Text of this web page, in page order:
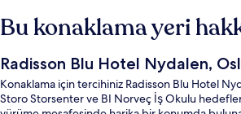
Bu konaklama yeri
Radisson Blu Hotel Nydalen,
Konaklama için tercihiniz Radisson Blu Hotel
Storo Storsenter ve BI Norveç İş Okulu